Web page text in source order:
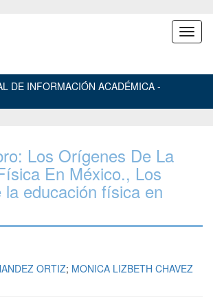
DE INFORMACIÓN ACADÉMICA -
Los Orígenes De La
En México., Los
educación física en
ORTIZ; MONICA LIZBETH CHAVEZ